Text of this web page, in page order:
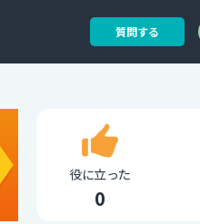
質問する
役に立った
0